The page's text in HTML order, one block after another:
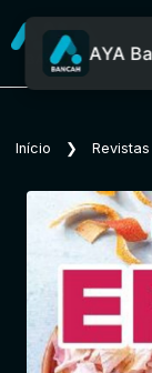
AYA
Início ❯ Revistas